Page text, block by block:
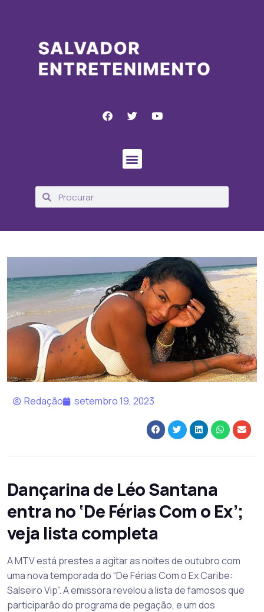
Redação setembro 19, 2023
Dançarina de Léo Santana
entra no ‘De Férias Com o Ex’;
veja lista completa
A MTV está prestes a agitar as noites de outubro com
uma nova temporada do “De Férias Com o Ex Caribe:
Salseiro Vip”. A emissora revelou a lista de famosos que
participarão do programa de pegação, e um dos